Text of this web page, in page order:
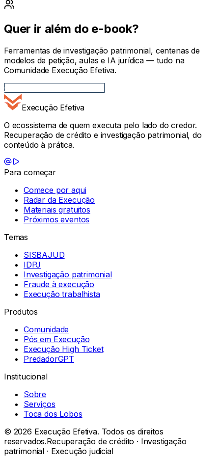
Quer ir além do e-book?
Ferramentas de investigação patrimonial, centenas de
modelos de petição, aulas e IA jurídica — tudo na
Comunidade Execução Efetiva.
Conhecer a Comunidade
Execução Efetiva
O ecossistema de quem executa pelo lado do credor.
Recuperação de crédito e investigação patrimonial, do
conteúdo à prática.
Para começar
Comece por aqui
Radar da Execução
Materiais gratuitos
Próximos eventos
Temas
SISBAJUD
IDPJ
Investigação patrimonial
Fraude à execução
Execução trabalhista
Produtos
Comunidade
Pós em Execução
Execução High Ticket
PredadorGPT
Institucional
Sobre
Serviços
Toca dos Lobos
© 2026 Execução Efetiva. Todos os direitos
reservados.Recuperação de crédito · Investigação
patrimonial · Execução judicial